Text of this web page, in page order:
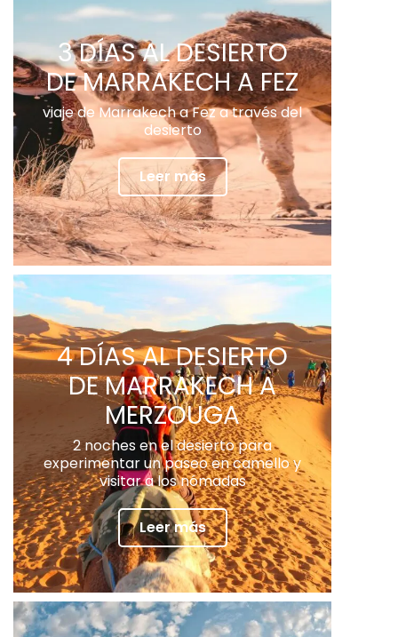
3 DÍAS AL DESIERTO
DE MARRAKECH A FEZ
viaje de Marrakech a Fez a través del
desierto
Leer más
4 DÍAS AL DESIERTO
DE MARRAKECH A
MERZOUGA
2 noches en el desierto para
experimentar un paseo en camello y
visitar a los nómadas
Leer más